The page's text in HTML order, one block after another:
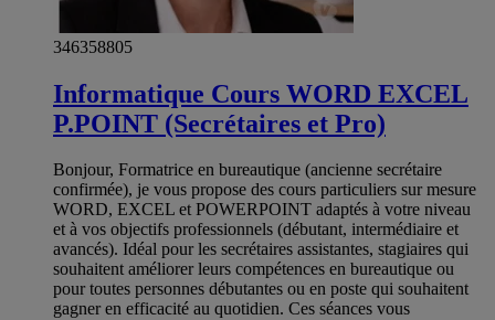
346358805
Informatique Cours WORD EXCEL
P.POINT (Secrétaires et Pro)
Bonjour, Formatrice en bureautique (ancienne secrétaire
confirmée), je vous propose des cours particuliers sur mesure
WORD, EXCEL et POWERPOINT adaptés à votre niveau
et à vos objectifs professionnels (débutant, intermédiaire et
avancés). Idéal pour les secrétaires assistantes, stagiaires qui
souhaitent améliorer leurs compétences en bureautique ou
pour toutes personnes débutantes ou en poste qui souhaitent
gagner en efficacité au quotidien. Ces séances vous